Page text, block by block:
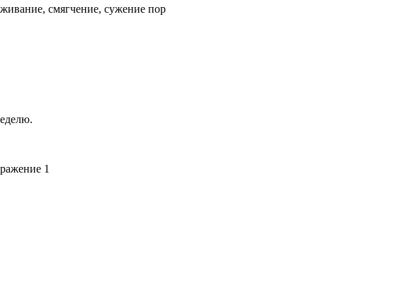
смягчение, сужение пор